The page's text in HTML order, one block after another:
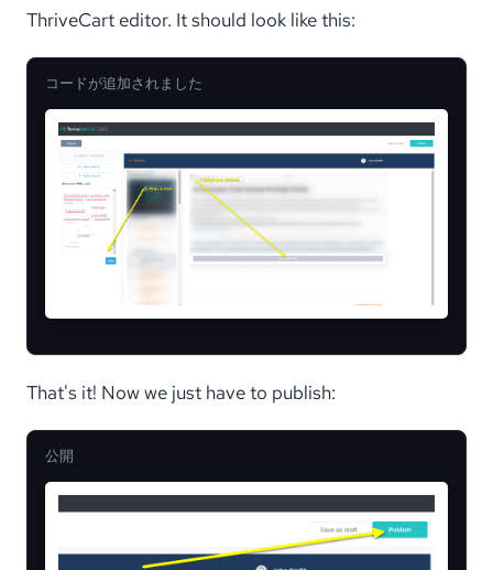
ThriveCart editor. It should look like this:
コードが追加されました
That's it! Now we just have to publish:
公開